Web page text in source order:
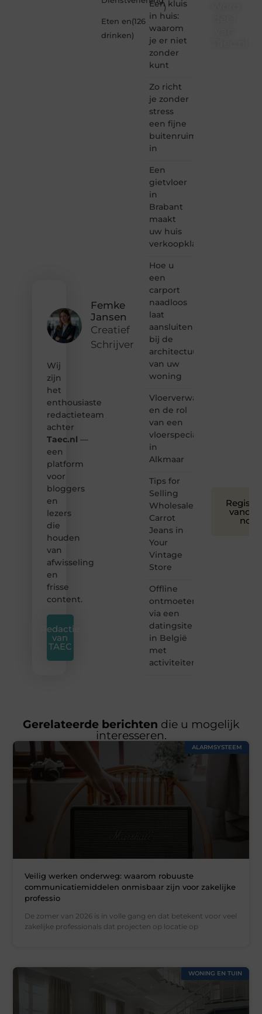
Femke
Jansen
Creatief
Schrijver
Wij
zijn
het
enthousiaste
redactieteam
achter
Taec.nl —
een
platform
voor
bloggers
en
lezers
die
houden
van
afwisseling
en
frisse
content.
Redactie
van
TAEC
)
Eten en
drinken
(126
)
Een kluis
in huis:
waarom
je er niet
zonder
kunt
Zo richt
je zonder
stress
een fijne
buitenruimte
in
Een
gietvloer
in
Brabant
maakt
uw huis
verkoopklaar
Hoe u
een
carport
naadloos
laat
aansluiten
bij de
architectuur
van uw
woning
Vloerverwarming
en de rol
van een
vloerspecialist
in
Alkmaar
Tips for
Selling
Wholesale
Carrot
Jeans in
Your
Vintage
Store
Offline
ontmoeten
via een
datingsite
in België
met
activiteiten
nog
Gerelateerde berichten die u mogelijk
interesseren.
ALARMSYSTEEM
Veilig werken onderweg: waarom robuuste
communicatiemiddelen onmisbaar zijn voor zakelijke
professio
De zomer van 2026 is in volle gang en dat betekent voor veel
zakelijke professionals dat projecten op locatie op
WONING EN TUIN